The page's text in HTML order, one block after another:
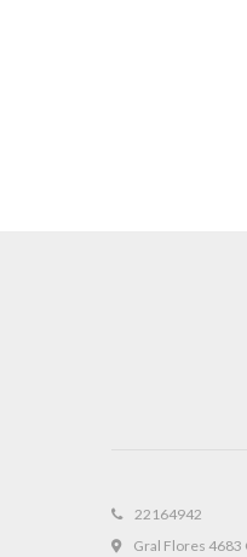
22164942
Gral Flores 4683